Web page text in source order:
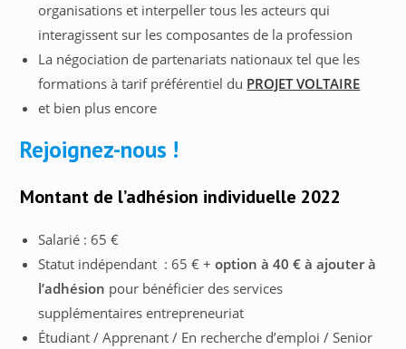
organisations et interpeller tous les acteurs qui
interagissent sur les composantes de la profession
La négociation de partenariats nationaux tel que les
formations à tarif préférentiel du PROJET VOLTAIRE
et bien plus encore
Rejoignez-nous !
Montant de l’adhésion individuelle 2022
Salarié : 65 €
Statut indépendant : 65 € +option à 40 € à ajouter à
l’adhésion pour bénéficier des services
supplémentaires entrepreneuriat
Étudiant / Apprenant / En recherche d’emploi / Senior